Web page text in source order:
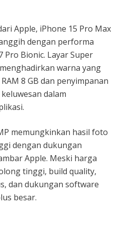
Apple, iPhone 15 Pro Max
dengan performa
Pro Bionic. Layar Super
menghadirkan warna yang
8 GB dan penyimpanan
dalam
memungkinkan hasil foto
dengan dukungan
Apple. Meski harga
tinggi, build quality,
dan dukungan software
besar.